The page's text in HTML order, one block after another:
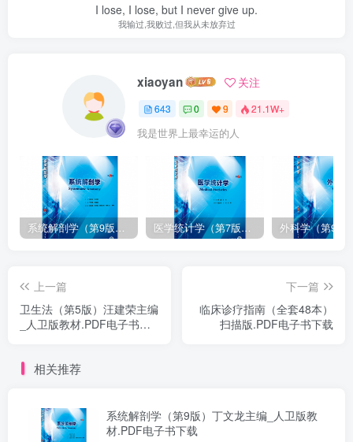
I lose, I lose, but I never give up.
我输过,我败过,但我从未放弃过
xiaoyan 关注
643 0 9 21.1W+
我是世界上最幸运的人
系统解剖学（第9版）丁文龙主编_人卫版教材.PDF电子书下载 医学统计学（第7版）李康主编_人卫版教材.PDF电子书下载
上一篇
卫生法（第5版）汪建荣主编
_人卫版教材.PDF电子书下
下一篇
临床诊疗指南（全套48本）
扫描版.PDF电子书下载
相关推荐
系统解剖学（第9版）丁文龙主编_人卫版教
材.PDF电子书下载